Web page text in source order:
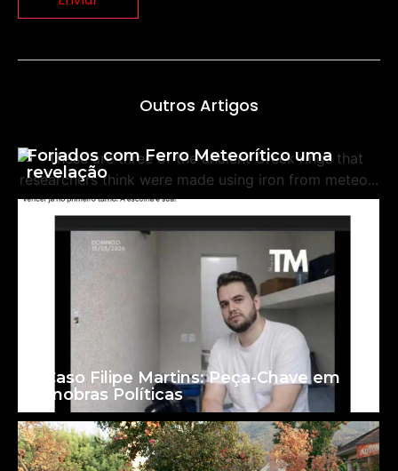
Outros Artigos
Forjados com Ferro Meteorítico uma
revelação
O Caso Filipe Martins: Peça-Chave em
Manobras Políticas